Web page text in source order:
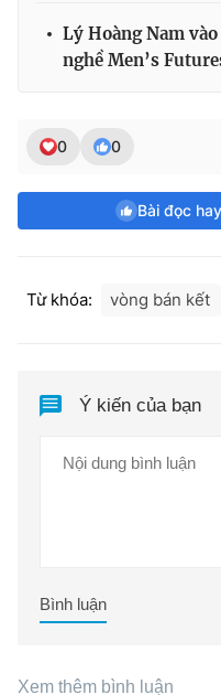
Lý Hoàng Nam
nghề Men’s
0 0
Bài đọc
Từ khóa: vòng bán kết
Ý kiến của bạn
Bình luận
Xem thêm bình luận